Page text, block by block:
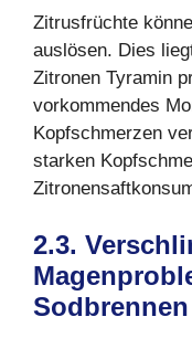
Zitrusfrüchte
auslösen. Dies
Zitronen Tyramin
vorkommendes
Kopfschmerzen
starken
2.3.
Sodbrennen